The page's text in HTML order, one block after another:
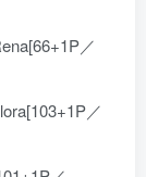
／
／